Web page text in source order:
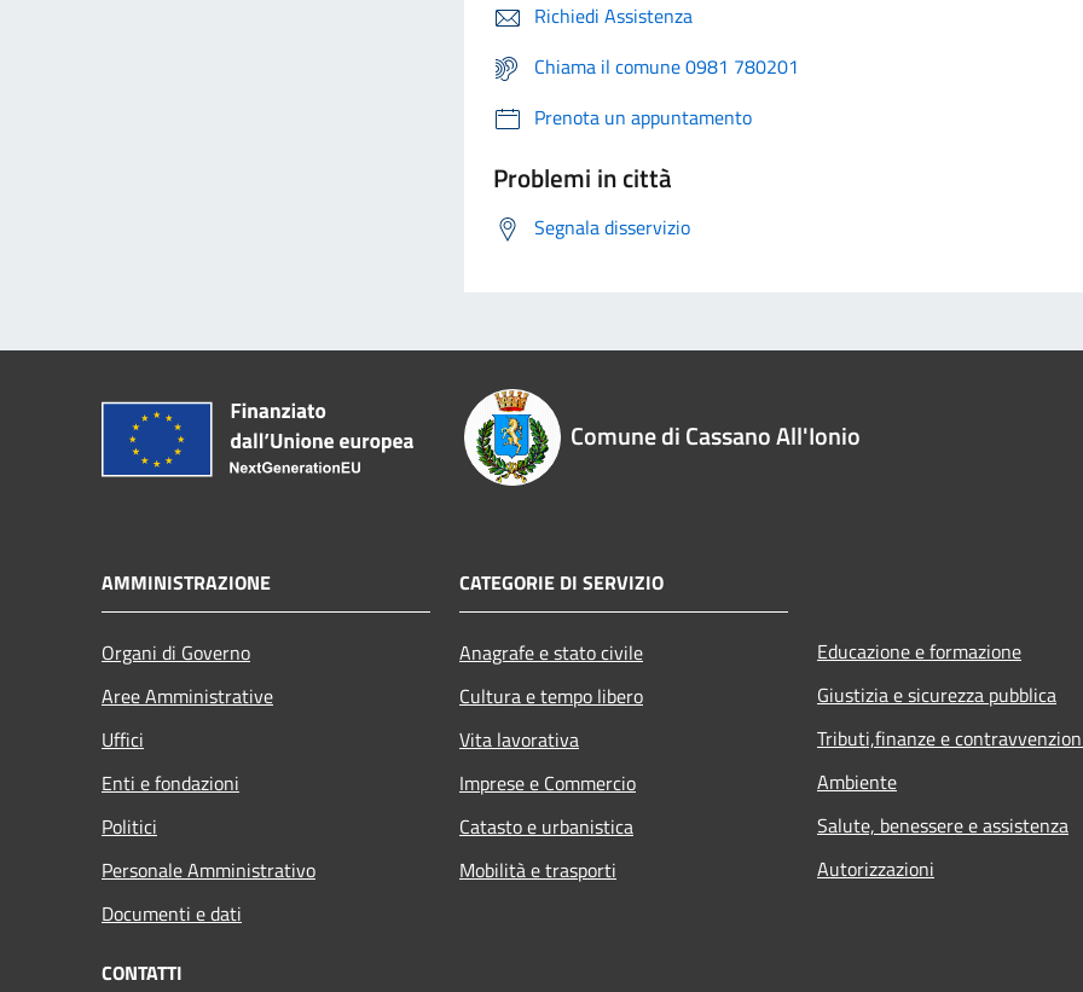
Richiedi Assistenza
Chiama il comune 0981 780201
Prenota un appuntamento
Problemi in città
Segnala disservizio
Comune di Cassano All'Ionio
AMMINISTRAZIONE
Organi di Governo
Aree Amministrative
Uffici
Enti e fondazioni
Politici
Personale Amministrativo
Documenti e dati
CATEGORIE DI SERVIZIO
Anagrafe e stato civile
Cultura e tempo libero
Vita lavorativa
Imprese e Commercio
Catasto e urbanistica
Mobilità e trasporti
Educazione e formazione
Giustizia e sicurezza pubblica
Tributi,finanze e
Ambiente
Salute, benessere e assistenza
Autorizzazioni
CONTATTI